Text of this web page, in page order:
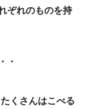
れのものを持
んはこべる